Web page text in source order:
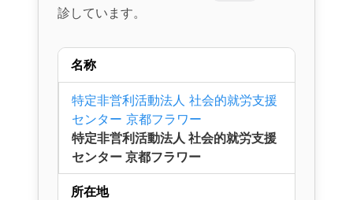
診しています。
名称
特定非営利活動法人 社会的就労支援
センター 京都フラワー
特定非営利活動法人 社会的就労支援
センター 京都フラワー
所在地